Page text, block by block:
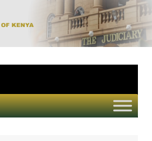
Office of the Chief
Justice and
President of the
Kenya